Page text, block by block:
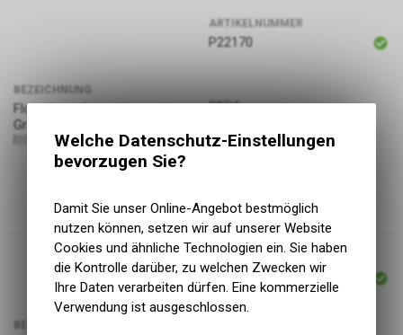
ARTIKELNUMMER
P22170
BEZEICHNUNG
Flora Scan Crew, charcoal,
Grösse M
190107658546
PREIS
ARTIKELNUMMER
P22166
Welche Datenschutz-Einstellungen
bevorzugen Sie?
Damit Sie unser Online-Angebot bestmöglich
nutzen können, setzen wir auf unserer Website
Cookies und ähnliche Technologien ein. Sie haben
die Kontrolle darüber, zu welchen Zwecken wir
Ihre Daten verarbeiten dürfen. Eine kommerzielle
Verwendung ist ausgeschlossen.